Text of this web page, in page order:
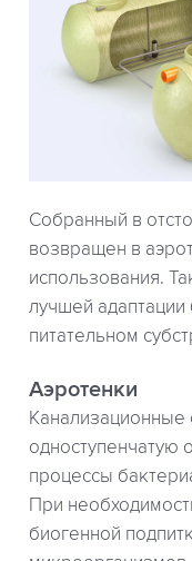
Собранный в
возвращен в
использования.
лучшей адаптации
питательном
Аэротенки
Канализационные
одноступенчатую
процессы
При
биогенной